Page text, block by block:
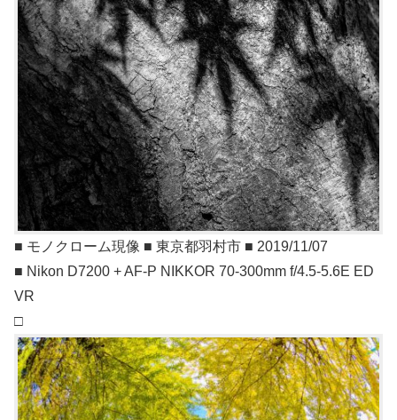
■ モノクローム現像 ■ 東京都羽村市 ■ 2019/11/07
■ Nikon D7200 + AF-P NIKKOR 70-300mm f/4.5-5.6E ED
VR
□